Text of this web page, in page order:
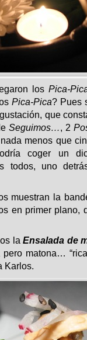
los Pica-
Pica-Pica? Pues
que
Seguimos…, 2
menos que
coger un
todos, uno
muestran la
en primer plano,
laEnsalada de
pero matona…
Karlos.